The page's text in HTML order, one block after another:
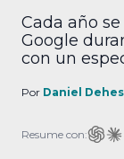
Cada año
Google
con un
podría ser
creadores
pequeña
Por Daniel
Resume con: